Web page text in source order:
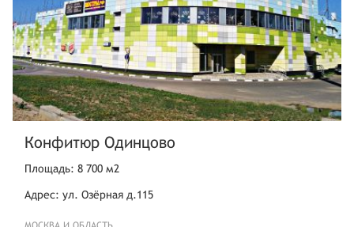
Конфитюр Одинцово
Площадь: 8 700 м2
Адрес: ул. Озёрная д.115